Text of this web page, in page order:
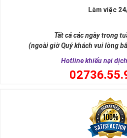
Làm việc
Tất cả các ngày trong
(ngoài giờ Quý khách vui lòng
Hotline khiếu nại
0